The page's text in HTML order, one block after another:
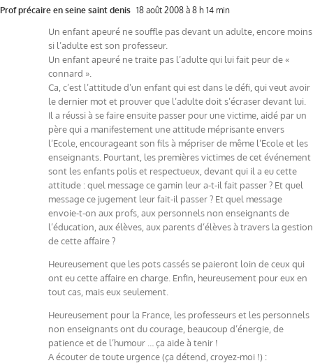
Prof précaire en seine saint denis 18 août 2008 à 8 h 14 min
Un enfant apeuré ne souffle pas devant un adulte, encore moins
si l’adulte est son professeur.
Un enfant apeuré ne traite pas l’adulte qui lui fait peur de «
connard ».
Ca, c’est l’attitude d’un enfant qui est dans le défi, qui veut avoir
le dernier mot et prouver que l’adulte doit s’écraser devant lui.
Il a réussi à se faire ensuite passer pour une victime, aidé par un
père qui a manifestement une attitude méprisante envers
l’Ecole, encourageant son fils à mépriser de même l’Ecole et les
enseignants. Pourtant, les premières victimes de cet événement
sont les enfants polis et respectueux, devant qui il a eu cette
attitude : quel message ce gamin leur a-t-il fait passer ? Et quel
message ce jugement leur fait-il passer ? Et quel message
envoie-t-on aux profs, aux personnels non enseignants de
l’éducation, aux élèves, aux parents d’élèves à travers la gestion
de cette affaire ?
Heureusement que les pots cassés se paieront loin de ceux qui
ont eu cette affaire en charge. Enfin, heureusement pour eux en
tout cas, mais eux seulement.
Heureusement pour la France, les professeurs et les personnels
non enseignants ont du courage, beaucoup d’énergie, de
patience et de l’humour … ça aide à tenir !
A écouter de toute urgence (ça détend, croyez-moi !) :